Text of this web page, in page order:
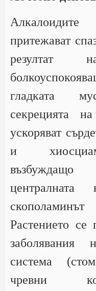
притежават
резултат
гладката
секрецията
ускоряват
и
Растението се
заболявания
система
чревни